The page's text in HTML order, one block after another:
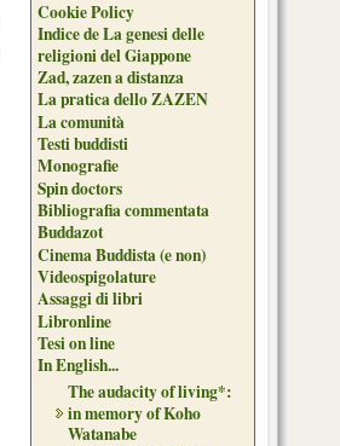
Cookie Policy
Indice de La genesi delle
religioni del Giappone
Zad, zazen a distanza
La pratica dello ZAZEN
La comunità
Testi buddisti
Monografie
Spin doctors
Bibliografia commentata
Buddazot
Cinema Buddista (e non)
Videospigolature
Assaggi di libri
Libronline
Tesi on line
In English...
The audacity of living*:
in memory of Koho
Watanabe